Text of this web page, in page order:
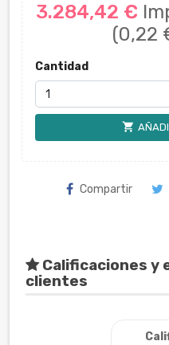
3.284,42 €
(0,22
Cantidad
shopping_cart
Compartir
Calificaciones y
clientes